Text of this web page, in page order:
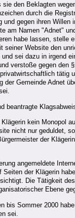
den Beklagten
durch die
gegen ihren
am Namen "Adnet"
habe lassen, stelle
seiner Website den
sei dazu in irgend
verstoße gegen den
Gemeinde Adnet
beantragte
kein Monopol
nicht nur geduldet,
der
angemeldete
Seiten der Klägerin
Die Tätigkeit
Ebene
bis Sommer 2000
sei.